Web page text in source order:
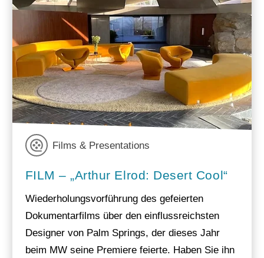
Films & Presentations
FILM – „Arthur Elrod: Desert Cool“
Wiederholungsvorführung des gefeierten
Dokumentarfilms über den einflussreichsten
Designer von Palm Springs, der dieses Jahr
beim MW seine Premiere feierte. Haben Sie ihn